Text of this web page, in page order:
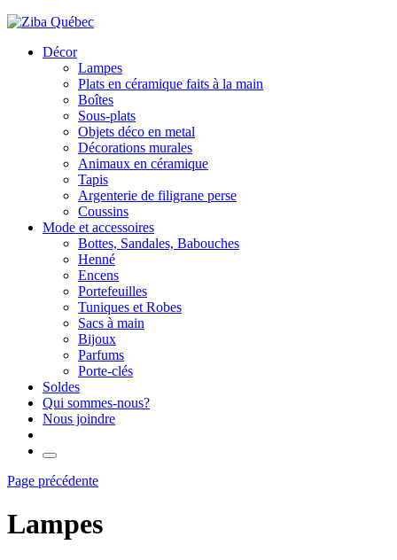
Décor
Lampes
Plats en céramique faits à la main
Boîtes
Sous-plats
Objets déco en metal
Décorations murales
Animaux en céramique
Tapis
Argenterie de filigrane perse
Coussins
Mode et accessoires
Bottes, Sandales, Babouches
Henné
Encens
Portefeuilles
Tuniques et Robes
Sacs à main
Bijoux
Parfums
Porte-clés
Soldes
Qui sommes-nous?
Nous joindre
Page précédente
Lampes